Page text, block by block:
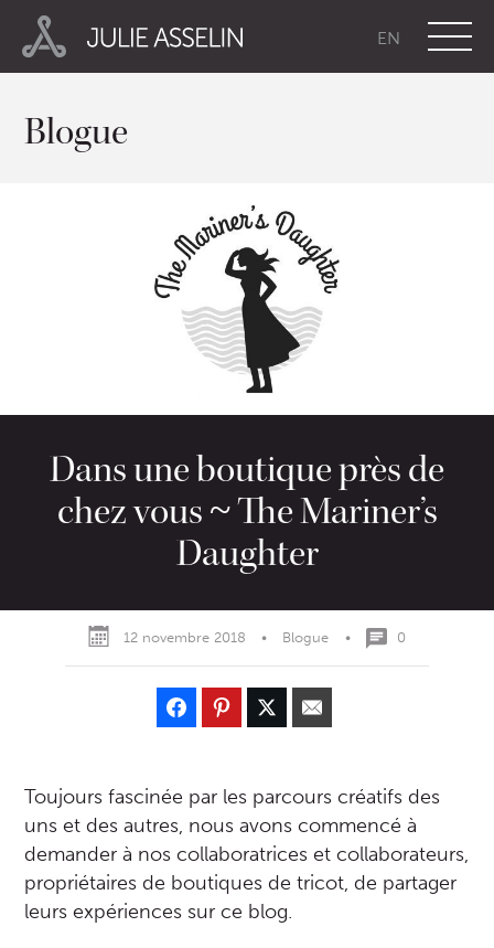
EN
Blogue
Dans une boutique près de
chez vous ~ The Mariner’s
Daughter
12 novembre 2018 • Blogue • 0
Toujours fascinée par les parcours créatifs des
uns et des autres, nous avons commencé à
demander à nos collaboratrices et collaborateurs,
propriétaires de boutiques de tricot, de partager
leurs expériences sur ce blog.